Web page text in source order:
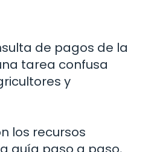
de pagos de la
tarea confusa
y
los recursos